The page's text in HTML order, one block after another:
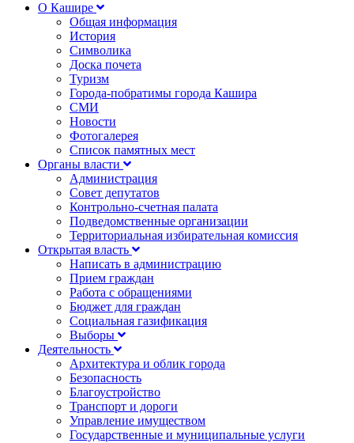
О Кашире
Общая информация
История
Символика
Доска почета
Туризм
Города-побратимы города Кашира
СМИ
Новости
Фотогалерея
Список памятных мест
Органы власти
Администрация
Совет депутатов
Контрольно-счетная палата
Подведомственные организации
Территориальная избирательная комиссия
Открытая власть
Написать в администрацию
Прием граждан
Работа с обращениями
Бюджет для граждан
Социальная газификация
Выборы
Деятельность
Архитектура и облик города
Безопасность
Благоустройство
Транспорт и дороги
Управление имуществом
Государственные и муниципальные услуги